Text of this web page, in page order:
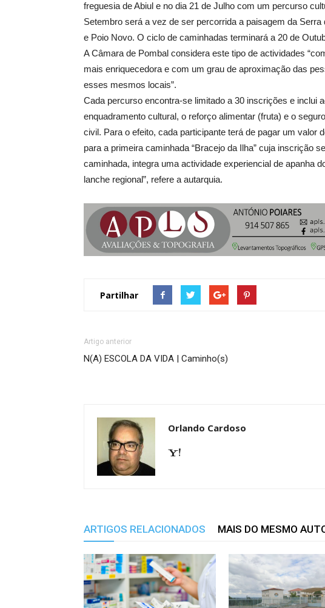
freguesia de Abiul e no dia 21 de Julho com um percurso
Setembro será a vez de ser percorrida a paisagem da
e Poio Novo. O ciclo de caminhadas terminará a 20 de
A Câmara de Pombal considera este tipo de actividades
mais enriquecedora e com um grau de aproximação das
esses mesmos locais”.
Cada percurso encontra-se limitado a 30 inscrições e inclui
enquadramento cultural, o reforço alimentar (fruta) e o
civil. Para o efeito, cada participante terá de pagar um valor
para a primeira caminhada “Bracejo da Ilha” cuja inscrição
caminhada, integra uma actividade experiencial de apanha
lanche regional”, refere a autarquia.
Partilhar
Artigo anterior
N(A) ESCOLA DA VIDA | Caminho(s)
Orlando Cardoso
ARTIGOS RELACIONADOS MAIS DO MESMO